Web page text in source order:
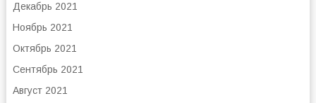
Декабрь 2021
Ноябрь 2021
Октябрь 2021
Сентябрь 2021
Август 2021